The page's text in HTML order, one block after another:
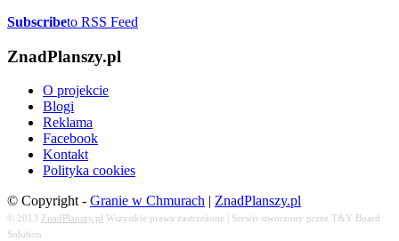
Subscribeto RSS Feed
ZnadPlanszy.pl
O projekcie
Blogi
Reklama
Facebook
Kontakt
Polityka cookies
© Copyright - Granie w Chmurach | ZnadPlanszy.pl
© 2013 ZnadPlanszy.pl Wszystkie prawa zastrzeżone | Serwis stworzony przez T&Y Board
Solution